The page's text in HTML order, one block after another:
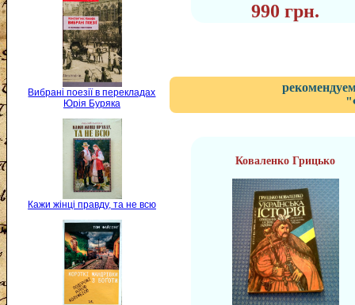
Вибрані поезії в перекладах
Юрія Буряка
Кажи жінці правду, та не всю
990 грн.
Коваленко Грицько